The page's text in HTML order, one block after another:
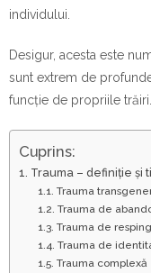
individului.
Desigur, acesta este
sunt extrem de
funcție de propriile trăiri.
Cuprins:
1. Trauma – definiție și
1.1. Trauma
1.2. Trauma de
1.3. Trauma de
1.4. Trauma de
1.5. Trauma complexă